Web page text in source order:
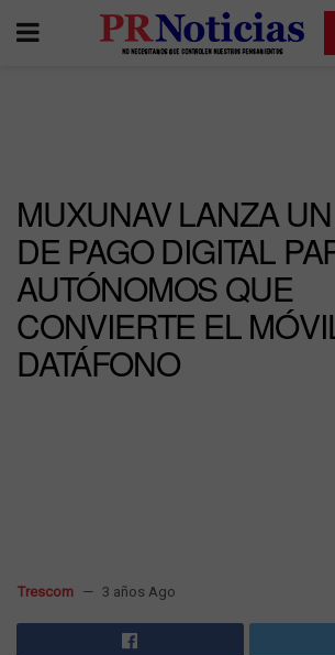
MUXUNAV LANZA
DE PAGO DIGITAL
AUTÓNOMOS QUE
CONVIERTE EL
DATÁFONO
Trescom 3 años Ago